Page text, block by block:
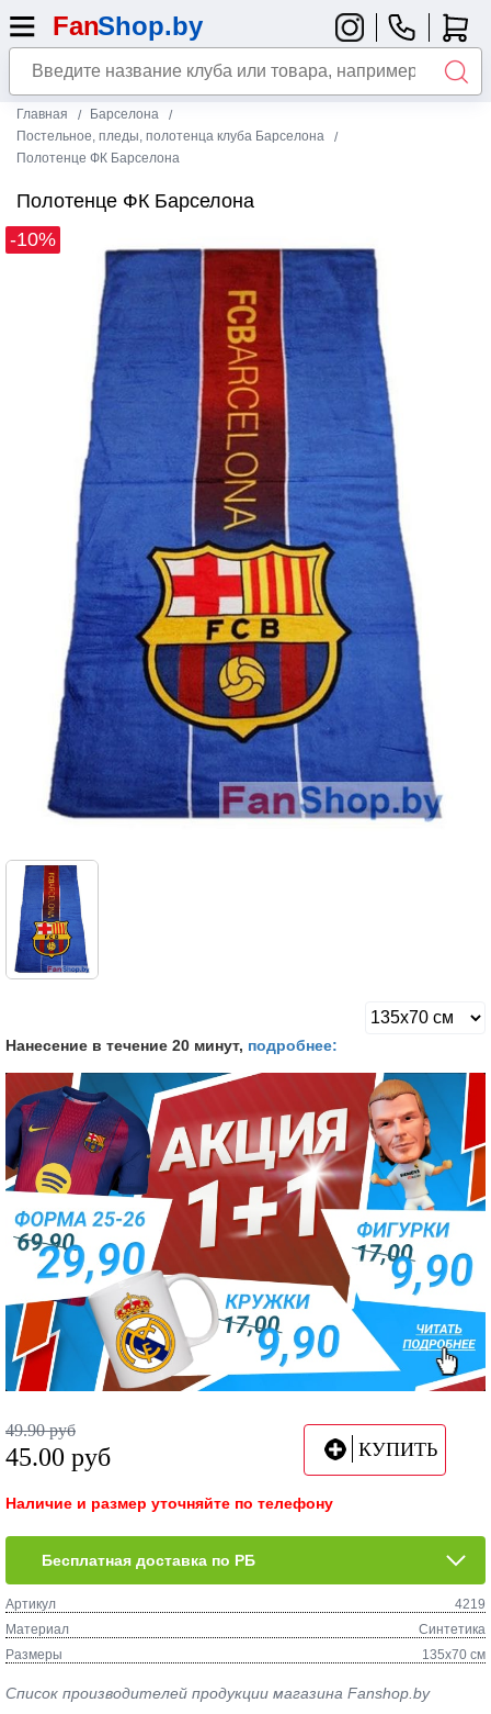
Главная
Барселона
Постельное, пледы, полотенца клуба Барселона
Полотенце ФК Барселона
Полотенце ФК Барселона
-10%
Нанесение в течение 20 минут, подробнее:
49.90 руб
45.00 руб КУПИТЬ
Наличие и размер уточняйте по телефону
Бесплатная доставка по РБ
Артикул
4219
Материал
Синтетика
Размеры
135х70 см
Список производителей продукции магазина Fanshop.by